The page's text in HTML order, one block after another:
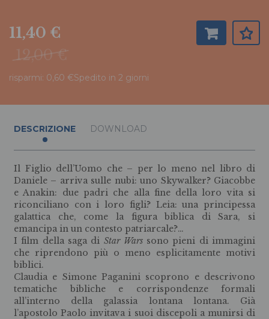
12,00 €
11,40 €
risparmi: 0,60 €Spedito in 2 giorni
DESCRIZIONE DOWNLOAD
Il Figlio dell’Uomo che – per lo meno nel libro di
Daniele – arriva sulle nubi: uno Skywalker? Giacobbe
e Anakin: due padri che alla fine della loro vita si
riconciliano con i loro figli? Leia: una principessa
galattica che, come la figura biblica di Sara, si
emancipa in un contesto patriarcale?…
I film della saga di Star Warssono pieni di immagini
che riprendono più o meno esplicitamente motivi
biblici.
Claudia e Simone Paganini scoprono e descrivono
tematiche bibliche e corrispondenze formali
all’interno della galassia lontana lontana. Già
l’apostolo Paolo invitava i suoi discepoli a munirsi di